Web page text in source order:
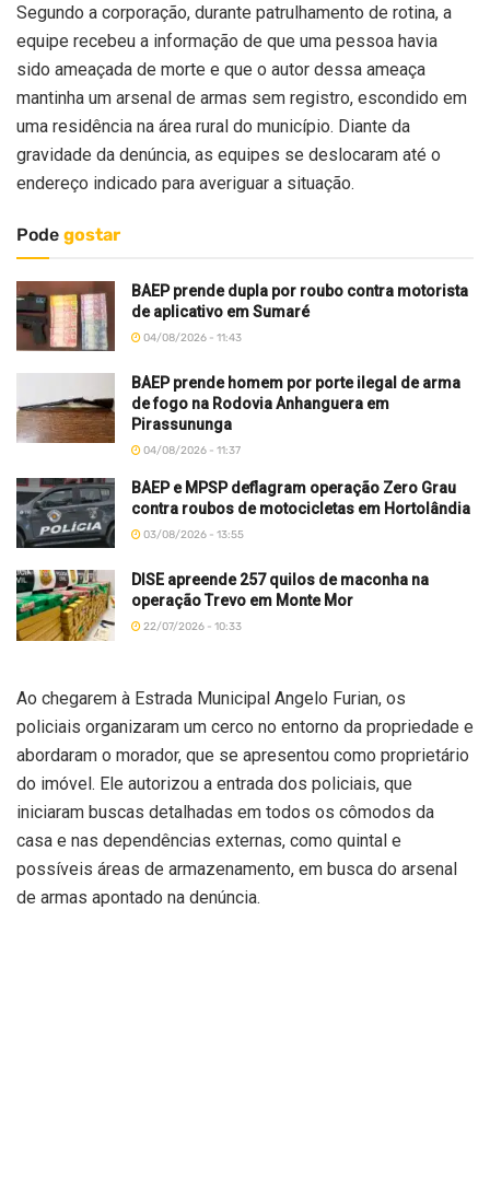
Segundo a corporação, durante patrulhamento de rotina, a
equipe recebeu a informação de que uma pessoa havia
sido ameaçada de morte e que o autor dessa ameaça
mantinha um arsenal de armas sem registro, escondido em
uma residência na área rural do município. Diante da
gravidade da denúncia, as equipes se deslocaram até o
endereço indicado para averiguar a situação.
Pode gostar
BAEP prende dupla por roubo contra motorista
de aplicativo em Sumaré
04/08/2026 - 11:43
BAEP prende homem por porte ilegal de arma
de fogo na Rodovia Anhanguera em
Pirassununga
04/08/2026 - 11:37
BAEP e MPSP deflagram operação Zero Grau
contra roubos de motocicletas em Hortolândia
03/08/2026 - 13:55
DISE apreende 257 quilos de maconha na
operação Trevo em Monte Mor
22/07/2026 - 10:33
Ao chegarem à Estrada Municipal Angelo Furian, os
policiais organizaram um cerco no entorno da propriedade e
abordaram o morador, que se apresentou como proprietário
do imóvel. Ele autorizou a entrada dos policiais, que
iniciaram buscas detalhadas em todos os cômodos da
casa e nas dependências externas, como quintal e
possíveis áreas de armazenamento, em busca do arsenal
de armas apontado na denúncia.